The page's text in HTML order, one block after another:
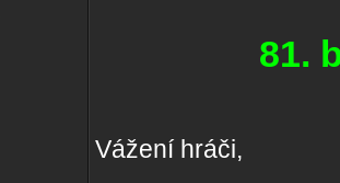
81.
Vážení hráči,